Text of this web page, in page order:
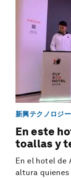
新興テクノロジー
En este
toallas y
En el hotel de
altura